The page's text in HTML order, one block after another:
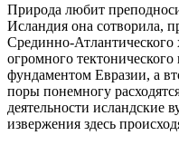
Природа любит
Исландия она сотворила,
Срединно-Атлантического
огромного
фундаментом Евразии, а
поры понемногу
деятельности
извержения здесь